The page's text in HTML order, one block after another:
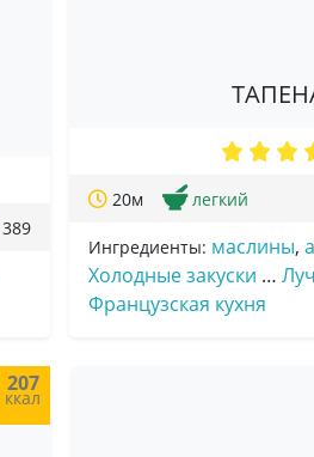
20м легкий
Ингредиенты: маслины,
Холодные закуски …
Французская кухня
207
ккал